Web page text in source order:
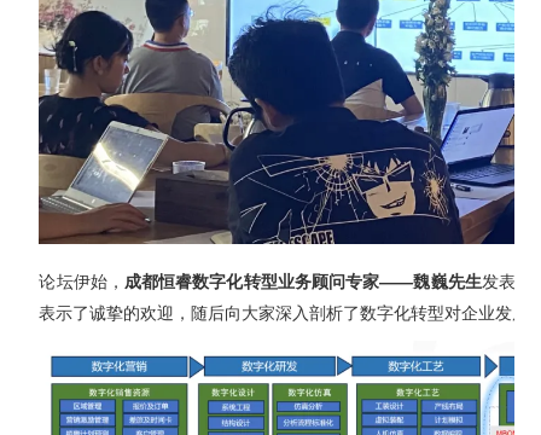
论坛伊始， 成都恒睿数字化转型业务顾问专家——魏巍先生发表了
表示了诚挚的欢迎，随后向大家深入剖析了数字化转型对企业发展